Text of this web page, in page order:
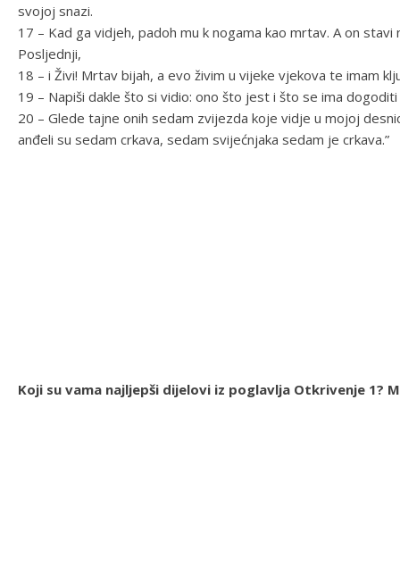
svojoj snazi.
17 – Kad ga vidjeh, padoh mu k nogama kao mrtav. A on
Posljednji,
18 – i Živi! Mrtav bijah, a evo živim u vijeke vjekova te imam
19 – Napiši dakle što si vidio: ono što jest i što se ima
20 – Glede tajne onih sedam zvijezda koje vidje u mojoj
anđeli su sedam crkava, sedam svijećnjaka sedam je crkava.”
Koji su vama najljepši dijelovi iz poglavlja Otkrivenje 1?